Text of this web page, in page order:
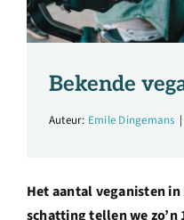
Over ons
Contact
Doneren
Bekende
Auteur: Emile Dingemans |
Het aantal veganisten
schatting tellen we zo’n